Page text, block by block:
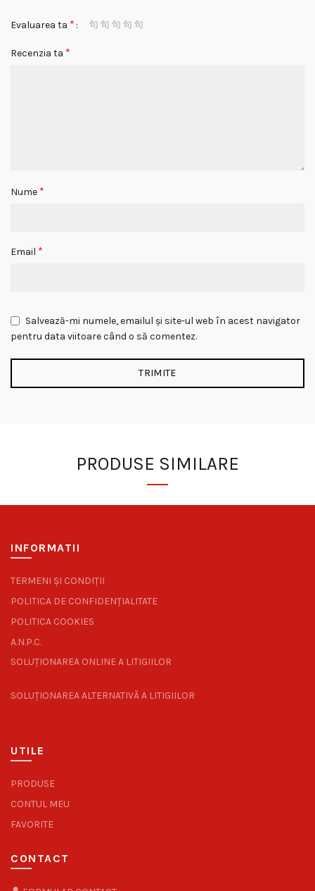
Evaluarea ta *
Recenzia ta *
Nume *
Email *
Salvează-mi numele, emailul și site-ul web în acest navigator
pentru data viitoare când o să comentez.
PRODUSE SIMILARE
INFORMATII
TERMENI ȘI CONDIȚII
POLITICA DE CONFIDENȚIALITATE
POLITICA COOKIES
A.N.P.C.
SOLUȚIONAREA ONLINE A LITIGIILOR
SOLUȚIONAREA ALTERNATIVĂ A LITIGIILOR
UTILE
PRODUSE
CONTUL MEU
FAVORITE
CONTACT